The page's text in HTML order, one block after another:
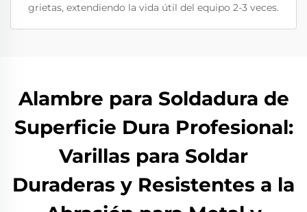
grietas, extendiendo la vida útil del equipo 2-3 veces.
Alambre para Soldadura de
Superficie Dura Profesional:
Varillas para Soldar
Duraderas y Resistentes a la